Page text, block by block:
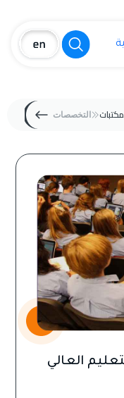
التخصصات
العالي